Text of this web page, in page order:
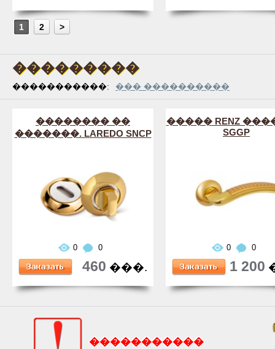
1 2 >
���������
�����������: ��� ����������
�������� ��
�������. LAREDO SNCP
0 0
460 ���.
����� RENZ
SGGP
0 0
1 200
�����������